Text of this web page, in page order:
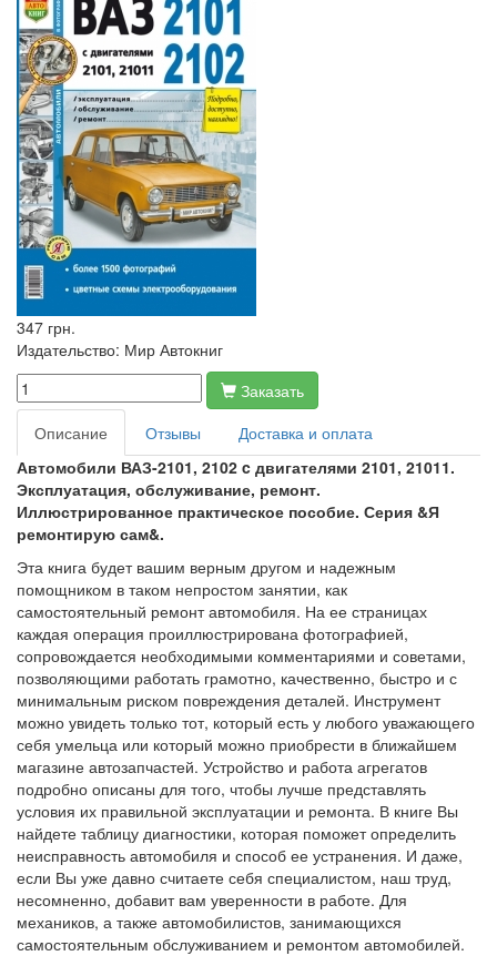
347 грн.
Издательство: Мир Автокниг
Заказать
Описание
Отзывы
Доставка и оплата
Автомобили ВАЗ-2101, 2102 c двигателями 2101, 21011.
Эксплуатация, обслуживание, ремонт.
Иллюстрированное практическое пособие. Серия &Я
ремонтирую сам&.
Эта книга будет вашим верным другом и надежным
помощником в таком непростом занятии, как
самостоятельный ремонт автомобиля. На ее страницах
каждая операция проиллюстрирована фотографией,
сопровождается необходимыми комментариями и советами,
позволяющими работать грамотно, качественно, быстро и с
минимальным риском повреждения деталей. Инструмент
можно увидеть только тот, который есть у любого уважающего
себя умельца или который можно приобрести в ближайшем
магазине автозапчастей. Устройство и работа агрегатов
подробно описаны для того, чтобы лучше представлять
условия их правильной эксплуатации и ремонта. В книге Вы
найдете таблицу диагностики, которая поможет определить
неисправность автомобиля и способ ее устранения. И даже,
если Вы уже давно считаете себя специалистом, наш труд,
несомненно, добавит вам уверенности в работе. Для
механиков, а также автомобилистов, занимающихся
самостоятельным обслуживанием и ремонтом автомобилей.